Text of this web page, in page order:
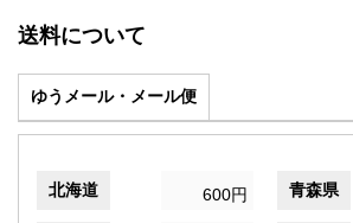
送料について
ゆうメール・メール便
北海道 600円 青森県